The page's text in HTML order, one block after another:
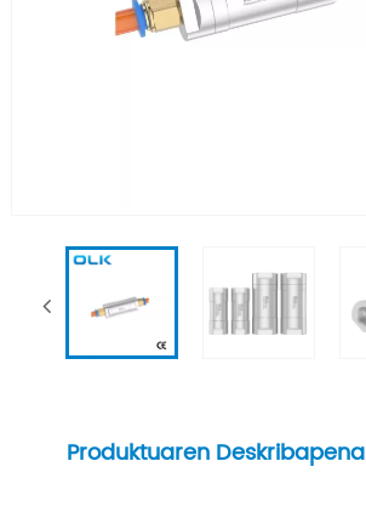
Produktuaren Deskribapena